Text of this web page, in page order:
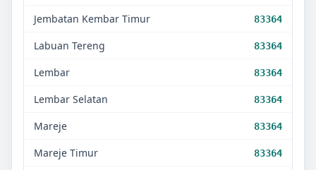
Jembatan Kembar Timur 83364
Labuan Tereng 83364
Lembar 83364
Lembar Selatan 83364
Mareje 83364
Mareje Timur 83364